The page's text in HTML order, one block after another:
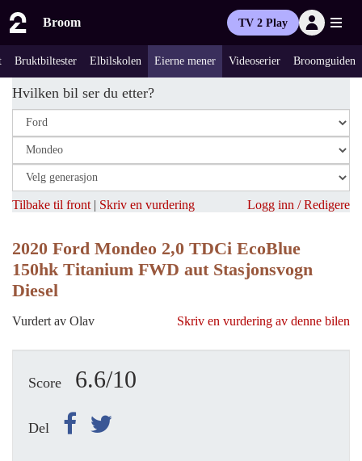
Broom TV 2 Play
Bruktbiltester Elbilskolen Eierne mener Videoserier Broomguiden
Hvilken bil ser du etter?
Tilbake til front | Skriv en vurdering Logg inn / Redigere
2020 Ford Mondeo 2,0 TDCi EcoBlue
150hk Titanium FWD aut Stasjonsvogn
Diesel
Vurdert av Olav Skriv en vurdering av denne bilen
Score 6.6/10
Del